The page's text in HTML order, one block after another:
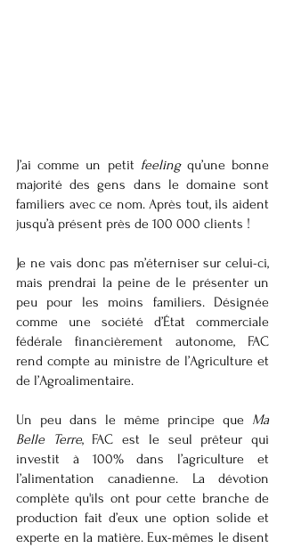
J’ai comme un petit feeling qu’une bonne
majorité des gens dans le domaine sont
familiers avec ce nom. Après tout, ils aident
jusqu’à présent près de 100 000 clients !
Je ne vais donc pas m’éterniser sur celui-ci,
mais prendrai la peine de le présenter un
peu pour les moins familiers. Désignée
comme une société d’État commerciale
fédérale financièrement autonome, FAC
rend compte au ministre de l’Agriculture et
de l’Agroalimentaire.
Un peu dans le même principe que Ma
Belle Terre, FAC est le seul prêteur qui
investit à 100% dans l’agriculture et
l’alimentation canadienne. La dévotion
complète qu'ils ont pour cette branche de
production fait d’eux une option solide et
experte en la matière. Eux-mêmes le disent